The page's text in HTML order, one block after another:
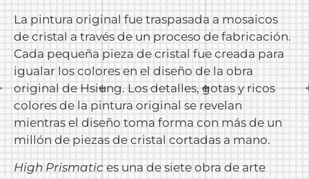
La pintura original fue traspasada a mosaicos
de cristal a través de un proceso de fabricación.
Cada pequeña pieza de cristal fue creada para
igualar los colores en el diseño de la obra
original de Hsiung. Los detalles, gotas y ricos
colores de la pintura original se revelan
mientras el diseño toma forma con más de un
millón de piezas de cristal cortadas a mano.
High Prismatic es una de siete obra de arte